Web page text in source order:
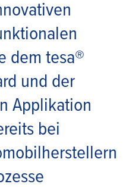
dem tesa®
und der
Applikation
bei